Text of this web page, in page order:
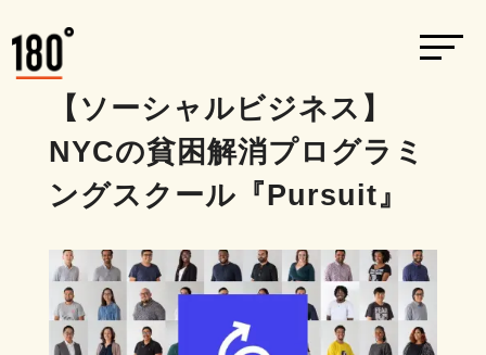
【ソーシャルビジネス】
NYCの貧困解消プログラミ
ングスクール『Pursuit』